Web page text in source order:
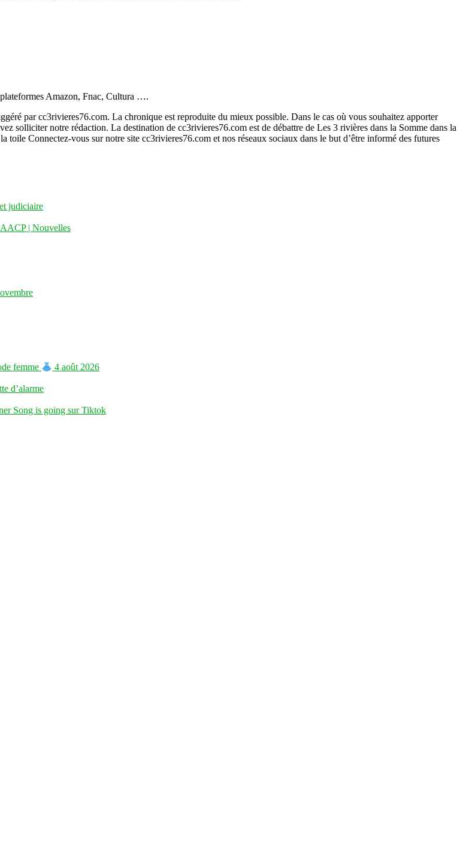
Amazon, Fnac, Cultura ….
par cc3rivieres76.com. La chronique est reproduite du mieux possible. Dans le cas où vous souhaitez apporter
solliciter notre rédaction. La destination de cc3rivieres76.com est de débattre de Les 3 rivières dans la Somme dans la
toile Connectez-vous sur notre site cc3rivieres76.com et nos réseaux sociaux dans le but d’être informé des futures
judiciaire
| Nouvelles
femme
4 août 2026
d’alarme
Song is going sur Tiktok